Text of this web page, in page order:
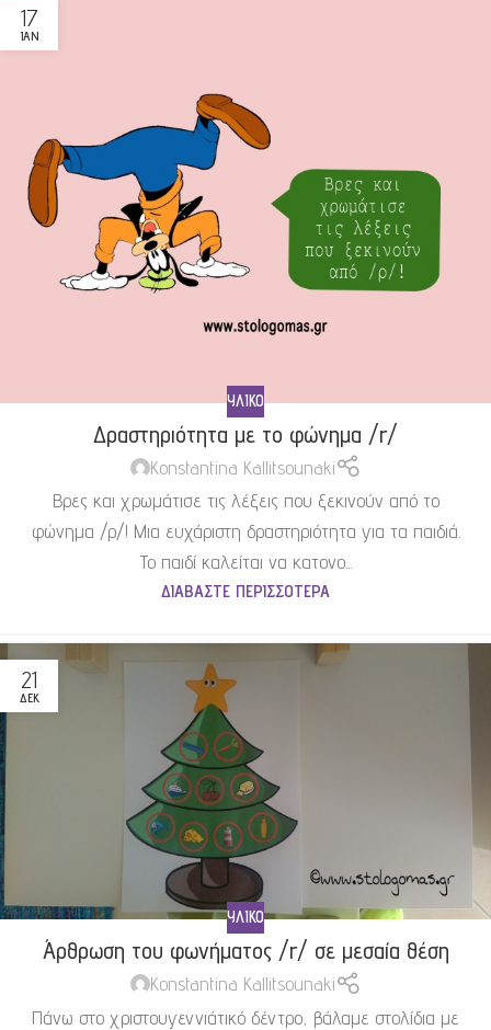
17
ΙΑΝ
ΥΛΙΚΌ
Δραστηριότητα με το φώνημα /r/
Konstantina Kallitsounaki
Βρες και χρωμάτισε τις λέξεις που ξεκινούν από το
φώνημα /ρ/! Μια ευχάριστη δραστηριότητα για τα παιδιά.
Το παιδί καλείται να κατονο...
ΔΙΑΒΆΣΤΕ ΠΕΡΙΣΣΌΤΕΡΑ
21
ΔΕΚ
ΥΛΙΚΌ
Άρθρωση του φωνήματος /r/ σε μεσαία θέση
Konstantina Kallitsounaki
Πάνω στο χριστουγεννιάτικό δέντρο, βάλαμε στολίδια με